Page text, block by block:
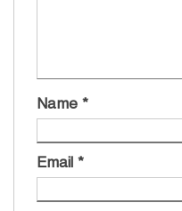
Name *
Email *